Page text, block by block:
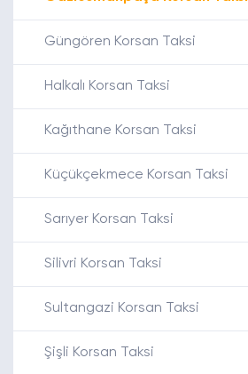
Güngören Korsan Taksi
Halkalı Korsan Taksi
Kağıthane Korsan Taksi
Küçükçekmece Korsan Taksi
Sarıyer Korsan Taksi
Silivri Korsan Taksi
Sultangazi Korsan Taksi
Şişli Korsan Taksi